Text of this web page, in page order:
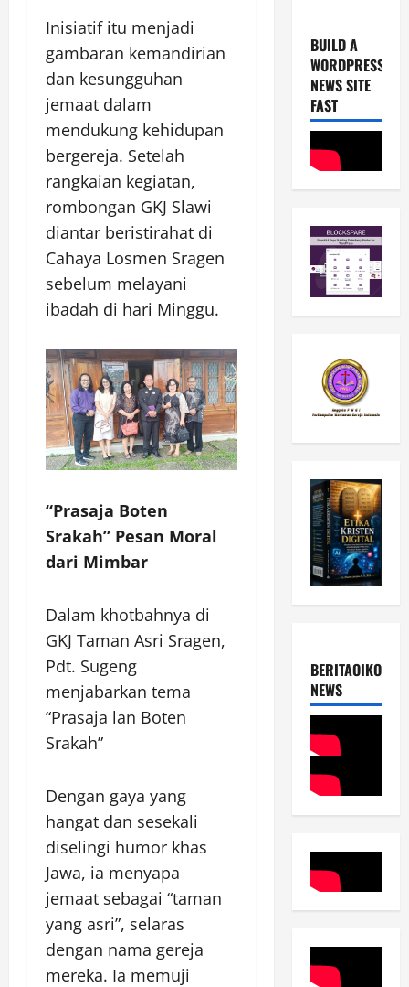
Inisiatif itu menjadi
gambaran kemandirian
dan kesungguhan
jemaat dalam
mendukung kehidupan
bergereja. Setelah
rangkaian kegiatan,
rombongan GKJ Slawi
diantar beristirahat di
Cahaya Losmen Sragen
sebelum melayani
ibadah di hari Minggu.
“Prasaja Boten
Srakah” Pesan Moral
dari Mimbar
Dalam khotbahnya di
GKJ Taman Asri Sragen,
Pdt. Sugeng
menjabarkan tema
“Prasaja lan Boten
Srakah”
Dengan gaya yang
hangat dan sesekali
diselingi humor khas
Jawa, ia menyapa
jemaat sebagai “taman
yang asri”, selaras
dengan nama gereja
mereka. Ia memuji
BUILD A
WORDPRESS
NEWS SITE
FAST
NEWS